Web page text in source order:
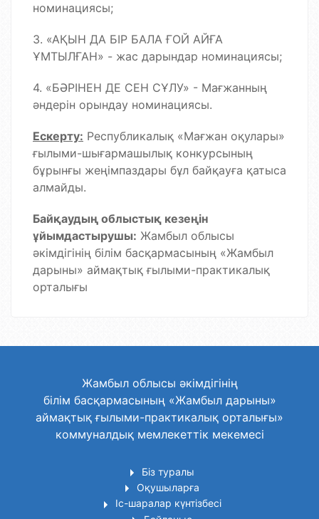
номинациясы;
3. «АҚЫН ДА БІР БАЛА ҒОЙ АЙҒА
ҰМТЫЛҒАН» - жас дарындар номинациясы;
4. «БӘРІНЕН ДЕ СЕН СҰЛУ» - Мағжанның
әндерін орындау номинациясы.
Ескерту: Республикалық «Мағжан оқулары»
ғылыми-шығармашылық конкурсының
бұрынғы жеңімпаздары бұл байқауға қатыса
алмайды.
Байқаудың облыстық кезеңін
ұйымдастырушы: Жамбыл облысы
әкімдігінің білім басқармасының «Жамбыл
дарыны» аймақтық ғылыми-практикалық
орталығы
Жамбыл облысы әкімдігінің
білім басқармасының «Жамбыл дарыны»
аймақтық ғылыми-практикалық орталығы»
коммуналдық мемлекеттік мекемесі
Біз туралы
Оқушыларға
Іс-шаралар күнтізбесі